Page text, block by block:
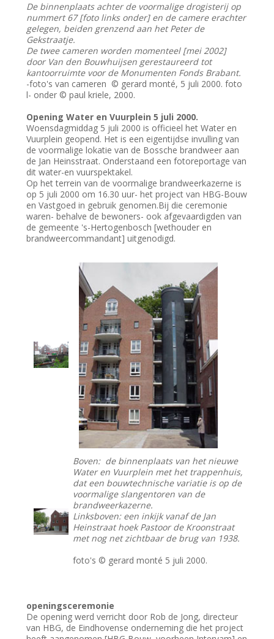
De binnenplaats achter de voormalige drogisterij op
nummert 67 [foto links onder] en de camere erachter
gelegen, beiden grenzend aan het Peter de
Gekstraatje.
De twee cameren worden momenteel [mei 2002]
door Van den Bouwhuijsen gerestaureerd tot
kantoorruimte voor de Monumenten Fonds Brabant.
-foto's van cameren © gerard monté, 5 juli 2000. foto
l- onder © paul kriele, 2000.
Opening Water en Vuurplein 5 juli 2000.
Woensdagmiddag 5 juli 2000 is officieel het Water en
Vuurplein geopend. Het is een eigentijdse invulling van
de voormalige lokatie van de Bossche brandweer aan
de Jan Heinsstraat. Onderstaand een fotoreportage van
dit water-en vuurspektakel.
Op het terrein van de voormalige brandweerkazerne is
op 5 juli 2000 om 16.30 uur- het project van HBG-Bouw
en Vastgoed in gebruik genomen.Bij die ceremonie
waren- behalve de bewoners- ook afgevaardigden van
de gemeente 's-Hertogenbosch [wethouder en
brandweercommandant] uitgenodigd.
Boven: de binnenplaats van het nieuwe
Water en Vuurplein met het trappenhuis,
dat een bouwtechnische variatie is op de
voormalige slangentoren van de
brandweerkazerne.
Linksboven: een inkijk vanaf de Jan
Heinstraat hoek Pastoor de Kroonstraat
met nog net zichtbaar de brug van 1938.
foto's © gerard monté 5 juli 2000.
openingsceremonie
De opening werd verricht door Rob de Jong, directeur
van HBG, de Eindhovense onderneming die het project